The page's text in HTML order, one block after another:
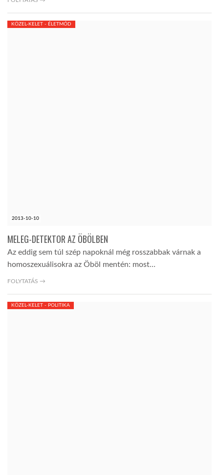
2013-10-10
KÖZEL-KELET - ÉLETMÓD
MELEG-DETEKTOR AZ ÖBÖLBEN
Az eddig sem túl szép napoknál még rosszabbak várnak a
homoszexuálisokra az Öböl mentén: most…
FOLYTATÁS →
KÖZEL-KELET - POLITIKA